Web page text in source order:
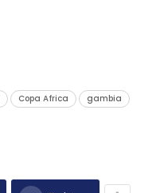
Copa Africa
gambia